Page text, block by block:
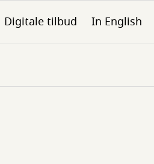
Digitale tilbud In English